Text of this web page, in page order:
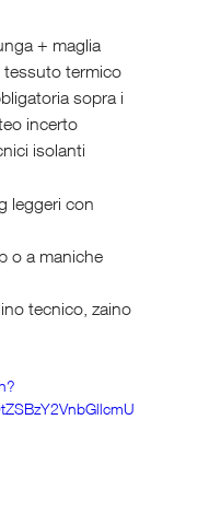
+ maglia
termico
sopra i
incerto
isolanti
leggeri con
o a maniche
tecnico, zaino